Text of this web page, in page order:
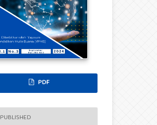
PDF
PUBLISHED